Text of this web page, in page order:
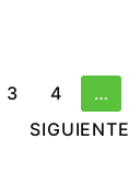
3 4 …
SIGUIENTE